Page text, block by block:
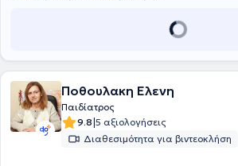
Παιδίατρος στο Ιασώ Παίδων και είναι
Ποθουλακη Ελενη
Παιδίατρος
9.8|5 αξιολογήσεις
Διαθεσιμότητα για βιντεοκλήση